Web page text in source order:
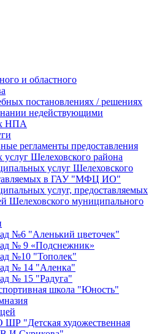
и областного
постановлениях / решениях
недействующими
НПА
регламенты предоставления
Шелеховского района
услуг Шелеховского
в ГАУ "МФЦ ИО"
услуг, предоставляемых
Шелеховского муниципального
№6 "Аленький цветочек"
№ 9 «Подснежник»
№10 "Тополек"
№ 14 "Аленка"
№ 15 "Радуга"
школа "Юность"
"Детская художественная